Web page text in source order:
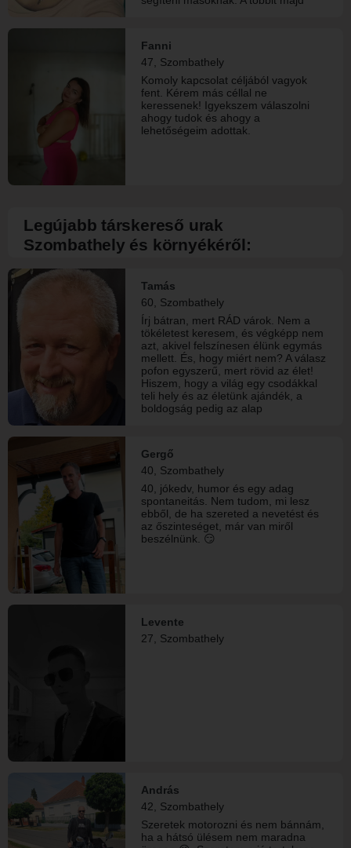
Fanni
47, Szombathely
Komoly kapcsolat céljából vagyok
fent. Kérem más céllal ne
keressenek! Igyekszem válaszolni
ahogy tudok és ahogy a
lehetőségeim adottak.
Legújabb társkereső urak
Szombathely és környékéről:
Tamás
60, Szombathely
Írj bátran, mert RÁD várok. Nem a
tökéletest keresem, és végképp nem
azt, akivel felszínesen élünk egymás
mellett. És, hogy miért nem? A válasz
pofon egyszerű, mert rövid az élet!
Hiszem, hogy a világ egy csodákkal
teli hely és az életünk ajándék, a
boldogság pedig az alap
Gergő
40, Szombathely
40, jókedv, humor és egy adag
spontaneitás. Nem tudom, mi lesz
ebből, de ha szereted a nevetést és
az őszinteséget, már van miről
beszélnünk. 😏
Levente
27, Szombathely
András
42, Szombathely
Szeretek motorozni és nem bánnám,
ha a hátsó ülésem nem maradna